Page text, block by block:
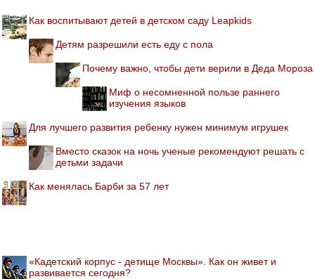
Как воспитывают детей в детском саду Leapkids
Детям разрешили есть еду с пола
Почему важно, чтобы дети верили в Деда Мороза
Миф о несомненной пользе раннего
изучения языков
Для лучшего развития ребенку нужен минимум игрушек
Вместо сказок на ночь ученые рекомендуют решать с
детьми задачи
Как менялась Барби за 57 лет
«Кадетский корпус - детище Москвы». Как он живет и
развивается сегодня?